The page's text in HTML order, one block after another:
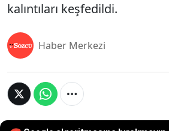
kalıntıları keşfedildi.
Haber Merkezi